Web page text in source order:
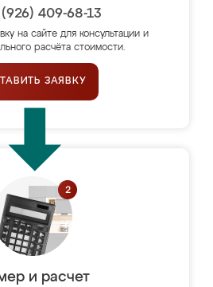
409-68-13
на сайте для консультации и
расчёта стоимости.
ЗАЯВКУ
и расчет